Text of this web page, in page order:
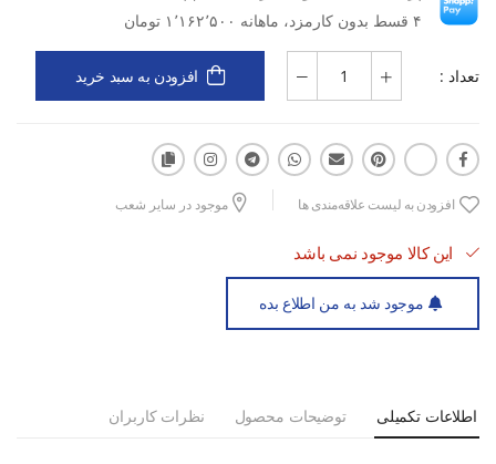
۴ قسط بدون کارمزد، ماهانه ۱٬۱۶۲٬۵۰۰ تومان
تعداد : افزودن به سبد خرید
افزودن به لیست علاقه‌مندی ها موجود در سایر شعب
این کالا موجود نمی باشد
موجود شد به من اطلاع بده
اطلاعات تکمیلی توضیحات محصول نظرات کاربران